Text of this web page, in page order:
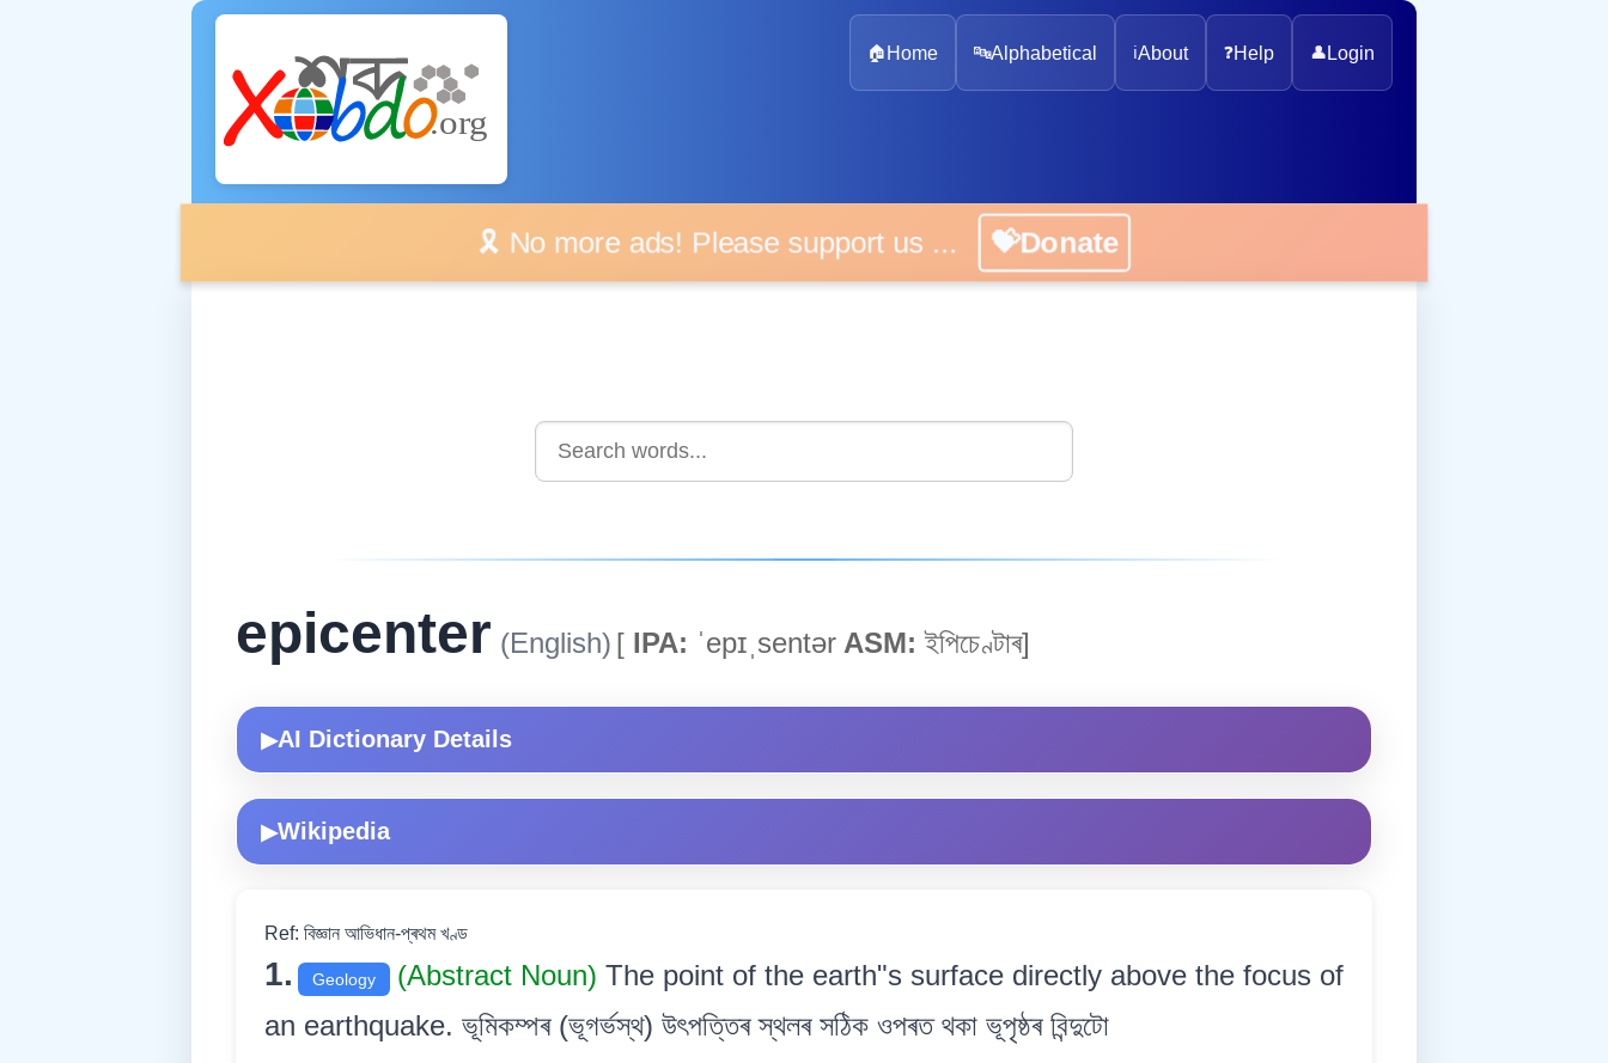
🏠 Home 🔤Alphabetical ℹ️About ❓Help 👤 Login
🎗️ No more ads! Please support us ... 💝Donate
epicenter (English) [ IPA: ˈepɪˌsentər ASM: ইপিচেণ্টাৰ]
▶AI Dictionary Details
▶Wikipedia
Ref: বিজ্ঞান আভিধান-প্ৰথম খণ্ড
1. Geology (Abstract Noun) The point of the earth"s surface directly above the focus of
an earthquake. ভূমিকম্পৰ (ভূগৰ্ভস্থ) উৎপত্তিৰ স্থলৰ সঠিক ওপৰত থকা ভূপৃষ্ঠৰ বিন্দুটো